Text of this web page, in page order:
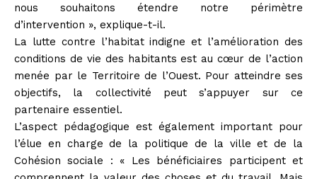
nous souhaitons étendre notre périmètre
d’intervention », explique-t-il.
La lutte contre l’habitat indigne et l’amélioration des
conditions de vie des habitants est au cœur de l’action
menée par le Territoire de l’Ouest. Pour atteindre ses
objectifs, la collectivité peut s’appuyer sur ce
partenaire essentiel.
L’aspect pédagogique est également important pour
l’élue en charge de la politique de la ville et de la
Cohésion sociale : « Les bénéficiaires participent et